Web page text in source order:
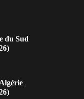
du Sud